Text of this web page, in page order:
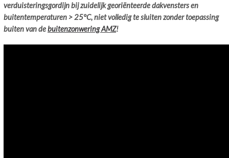
verduisteringsgordijn bij zuidelijk georiënteerde dakvensters en
buitentemperaturen > 25°C, niet volledig te sluiten zonder toepassing
buiten van debuitenzonwering AMZ!